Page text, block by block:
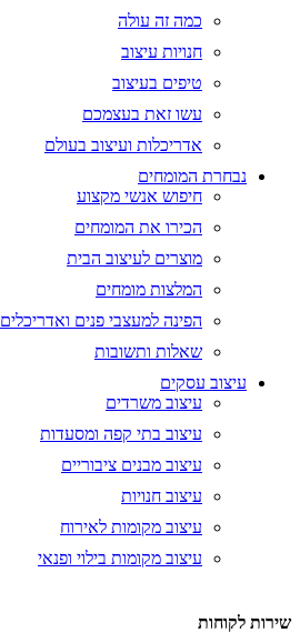
כמה זה עולה
חנויות עיצוב
טיפים בעיצוב
עשו זאת בעצמכם
אדריכלות ועיצוב בעולם
נבחרת המומחים
חיפוש אנשי מקצוע
הכירו את המומחים
מוצרים לעיצוב הבית
המלצות מומחים
הפינה למעצבי פנים ואדריכלים
שאלות ותשובות
עיצוב עסקים
עיצוב משרדים
עיצוב בתי קפה ומסעדות
עיצוב מבנים ציבוריים
עיצוב חנויות
עיצוב מקומות לאירוח
עיצוב מקומות בילוי ופנאי
שירות לקוחות